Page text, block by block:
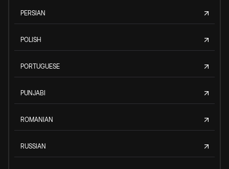
PERSIAN
POLISH
PORTUGUESE
PUNJABI
ROMANIAN
RUSSIAN